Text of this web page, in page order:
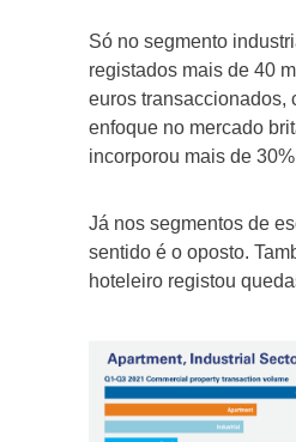
Só no segmento
registados mais de 40
euros transaccionados,
enfoque no mercado
incorporou mais de
Já nos segmentos de
sentido é o oposto.
hoteleiro registou